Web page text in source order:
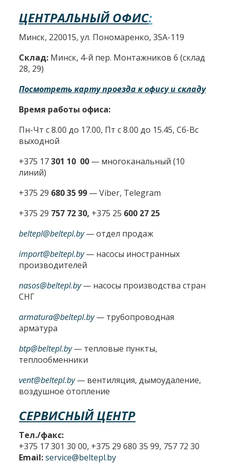
ЦЕНТРАЛЬНЫЙ ОФИС:
Минск, 220015, ул. Пономаренко, 35А-119
Склад: Минск, 4-й пер. Монтажников 6 (склад
28, 29)
Посмотреть карту проезда к офису и складу
Время работы офиса:
Пн-Чт с 8.00 до 17.00, Пт с 8.00 до 15.45, Сб-Вс
выходной
+375 17301 10 00 — многоканальный (10
линий)
+375 29 680 35 99 — Viber, Telegram
+375 29 757 72 30, +375 25 600 27 25
beltepl@beltepl.by— отдел продаж
import@beltepl.by— насосы иностранных
производителей
nasos@beltepl.by— насосы производства стран
СНГ
armatura@beltepl.by— трубопроводная
арматура
btp@beltepl.by— тепловые пункты,
теплообменники
vent@beltepl.by— вентиляция, дымоудаление,
воздушное отопление
СЕРВИСНЫЙ ЦЕНТР
Тел./факс:
+375 17 301 30 00, +375 29 680 35 99, 757 72 30
Email: service@beltepl.by